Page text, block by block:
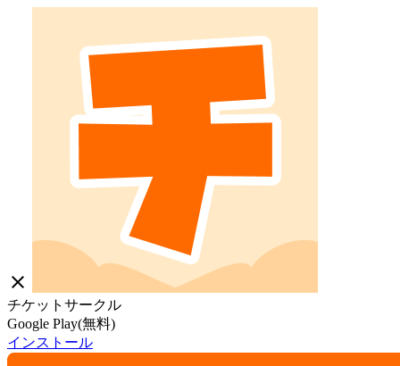
close
チケットサークル
Google Play(無料)
インストール